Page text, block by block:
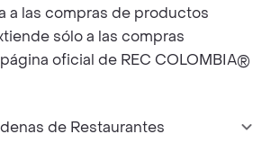
a las compras de productos
sólo a las compras
oficial de REC COLOMBIA®
de Restaurantes